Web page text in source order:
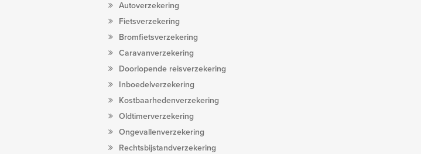
Autoverzekering
Fietsverzekering
Bromfietsverzekering
Caravanverzekering
Doorlopende reisverzekering
Inboedelverzekering
Kostbaarhedenverzekering
Oldtimerverzekering
Ongevallenverzekering
Rechtsbijstandverzekering